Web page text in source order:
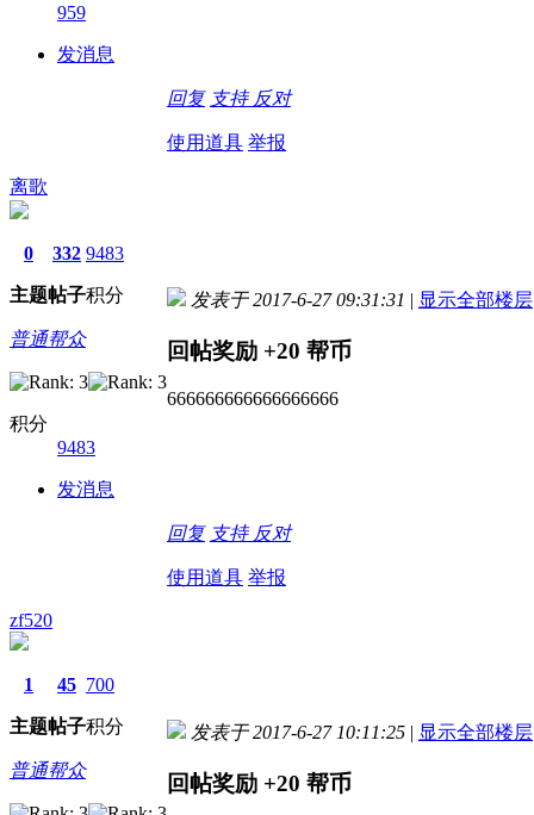
959
发消息
回复 支持 反对
使用道具 举报
离歌
0
主题
332
帖子
9483
积分
普通帮众
积分
9483
发消息
发表于 2017-6-27 09:31:31 | 显示全部楼层
回帖奖励 +20 帮币
666666666666666666
回复 支持 反对
使用道具 举报
zf520
1
主题
45
帖子
700
积分
普通帮众
发表于 2017-6-27 10:11:25 | 显示全部楼层
回帖奖励 +20 帮币